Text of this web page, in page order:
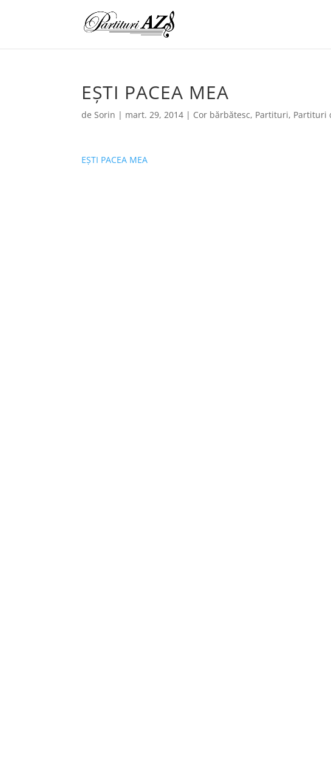
EȘTI PACEA MEA
deSorin | mart. 29, 2014 | Cor bărbătesc, Partituri, Partituri
EȘTI PACEA MEA